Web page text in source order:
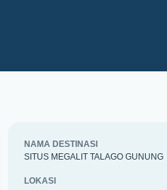
NAMA DESTINASI
SITUS MEGALIT TALAGO GUNUNG
LOKASI